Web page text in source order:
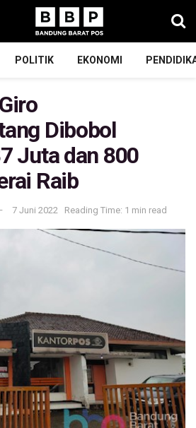
POLITIK EKONOMI
Dibobol
Juta dan 800
Raib
7 Juni 2022 Reading Time: 1 min read